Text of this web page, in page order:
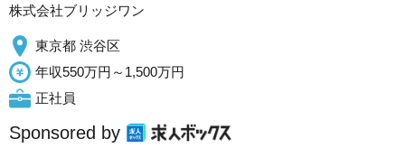
株式会社ブリッジワン
東京都 渋谷区
年収550万円～1,500万円
正社員
Sponsored by